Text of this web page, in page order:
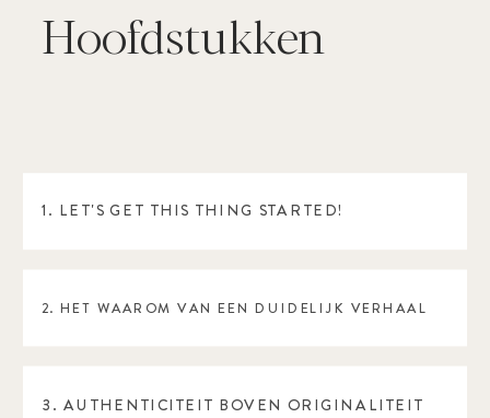
1. LET'S GET THIS THING STARTED!
2. HET WAAROM VAN EEN DUIDELIJK VERHAAL
3. AUTHENTICITEIT BOVEN ORIGINALITEIT
Hoofdstukken